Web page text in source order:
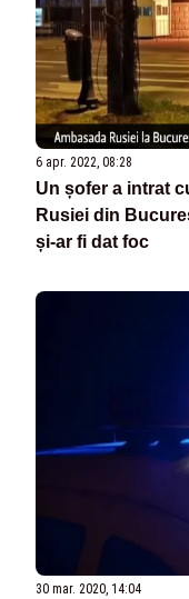
6 apr. 2022, 08:28
Un șofer a intrat
Rusiei din
și-ar fi dat foc
30 mar. 2020, 14:04